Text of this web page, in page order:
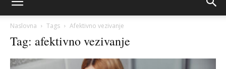
Naslovna Tags Afektivno vezivanje
Tag: afektivno vezivanje